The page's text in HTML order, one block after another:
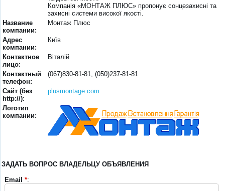
Компанія «МОНТАЖ ПЛЮС» пропонує сонцезахисні та
захисні системи високої якості.
Название
компании:
Монтаж Плюс
Адрес
компании:
Київ
Контактное
лицо:
Віталій
Контактный
телефон:
(067)830-81-81, (050)237-81-81
Сайт (без
http://):
plusmontage.com
Логотип
компании:
ЗАДАТЬ ВОПРОС ВЛАДЕЛЬЦУ ОБЪЯВЛЕНИЯ
Email *: